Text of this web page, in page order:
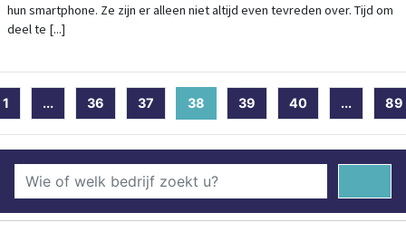
hun smartphone. Ze zijn er alleen niet altijd even tevreden over. Tijd om
deel te [...]
1 ... 36 37 38 (current)
39 40 ... 89